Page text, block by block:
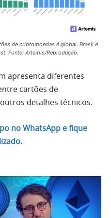
de criptomoedas é global. Brasil é
Fonte: Artemis/Reprodução.
apresenta diferentes
cartões de
detalhes técnicos.
no WhatsApp e fique